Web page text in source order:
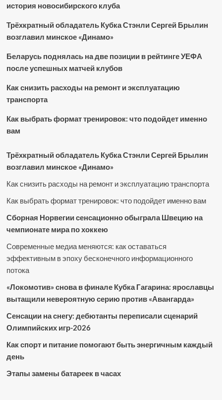
история новосибирского клуба
Трёхкратный обладатель Кубка Стэнли Сергей Брылин
возглавил минское «Динамо»
Беларусь поднялась на две позиции в рейтинге УЕФА
после успешных матчей клубов
Как снизить расходы на ремонт и эксплуатацию
транспорта
Как выбрать формат тренировок: что подойдет именно
вам
Трёхкратный обладатель Кубка Стэнли Сергей Брылин
возглавил минское «Динамо»
Как снизить расходы на ремонт и эксплуатацию транспорта
Как выбрать формат тренировок: что подойдет именно вам
Сборная Норвегии сенсационно обыграла Швецию на
чемпионате мира по хоккею
Современные медиа меняются: как оставаться
эффективным в эпоху бесконечного информационного
потока
«Локомотив» снова в финале Кубка Гагарина: ярославцы
вытащили невероятную серию против «Авангарда»
Сенсации на снегу: дебютанты переписали сценарий
Олимпийских игр-2026
Как спорт и питание помогают быть энергичным каждый
день
Этапы замены батареек в часах